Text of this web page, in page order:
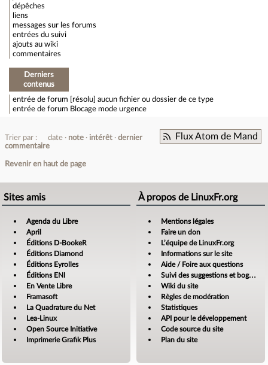
dépêches
liens
messages sur les forums
entrées du suivi
ajouts au wiki
commentaires
Derniers
contenus
entrée de forum
[résolu] aucun fichier ou dossier de ce type
entrée de forum Blocage mode urgence
Flux Atom de Mand
Trier par : date note intérêt
dernier
commentaire
Revenir en haut de page
Sites amis
Agenda du Libre
April
Éditions D-BookeR
Éditions Diamond
Éditions Eyrolles
Éditions ENI
En Vente Libre
Framasoft
La Quadrature du Net
Lea-Linux
Open Source Initiative
Imprimerie Grafik Plus
À propos de LinuxFr.org
Mentions légales
Faire un don
L’équipe de LinuxFr.org
Informations sur le site
Aide / Foire aux questions
Suivi des suggestions et bogues
Wiki du site
Règles de modération
Statistiques
API pour le développement
Code source du site
Plan du site